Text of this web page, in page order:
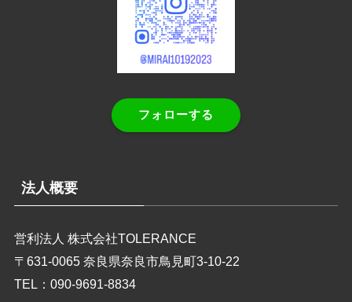
フォローする
法人概要
営利法人 株式会社TOLERANCE
〒631-0065 奈良県奈良市鳥見町3-10-22
TEL：090-9691-8834